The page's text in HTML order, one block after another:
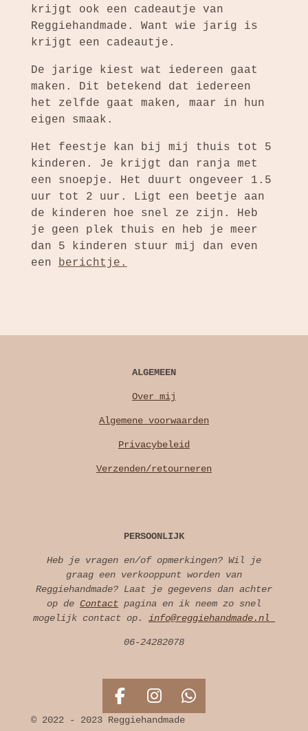
krijgt ook een cadeautje van
Reggiehandmade. Want wie jarig is
krijgt een cadeautje.
De jarige kiest wat iedereen gaat
maken. Dit betekend dat iedereen
het zelfde gaat maken, maar in hun
eigen smaak.
Het feestje kan bij mij thuis tot 5
kinderen. Je krijgt dan ranja met
een snoepje. Het duurt ongeveer 1.5
uur tot 2 uur. Ligt een beetje aan
de kinderen hoe snel ze zijn. Heb
je geen plek thuis en heb je meer
dan 5 kinderen stuur mij dan even
een berichtje.
ALGEMEEN
Over mij
Algemene voorwaarden
Privacybeleid
Verzenden/retourneren
PERSOONLIJK
Heb je vragen en/of opmerkingen? Wil je
graag een verkooppunt worden van
Reggiehandmade? Laat je gegevens dan achter
op de Contact pagina en ik neem zo snel
mogelijk contact op. info@reggiehandmade.nl
06-24282078
F
a
I
n
W
© 2022 - 2023 Reggiehandmade